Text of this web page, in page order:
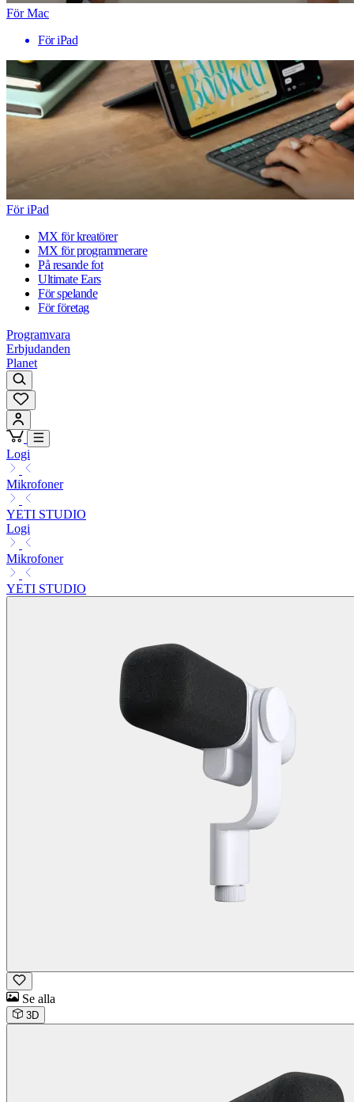
För Mac
För iPad
För iPad
MX för kreatörer
MX för programmerare
På resande fot
Ultimate Ears
För spelande
För företag
Programvara
Erbjudanden
Planet
Logi
Mikrofoner
YETI STUDIO
Logi
Mikrofoner
YETI STUDIO
Se alla
3D